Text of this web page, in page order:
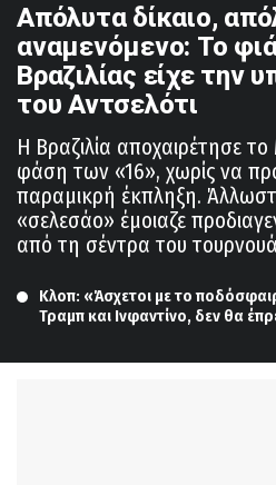
Απόλυτα δίκαιο,
αναμενόμενο: Το
Βραζιλίας είχε την
του Αντσελότι
Η Βραζιλία αποχαιρέτησε
φάση των «16», χωρίς να
παραμικρή έκπληξη.
«σελεσάο» έμοιαζε
από τη σέντρα του
Κλοπ: «Άσχετοι με το
Τραμπ και Ινφαντίνο, δεν θα